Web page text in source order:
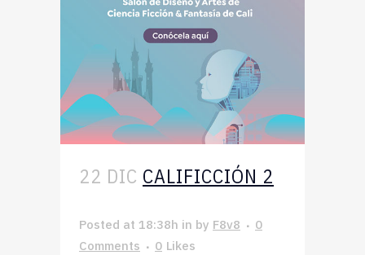
22 DIC CALIFICCIÓN 2
Posted at 18:38h in by F8v8
0
Comments
0 Likes